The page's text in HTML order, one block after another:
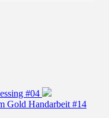
#04
Nächster
Beitrag:
Gold Handarbeit #14